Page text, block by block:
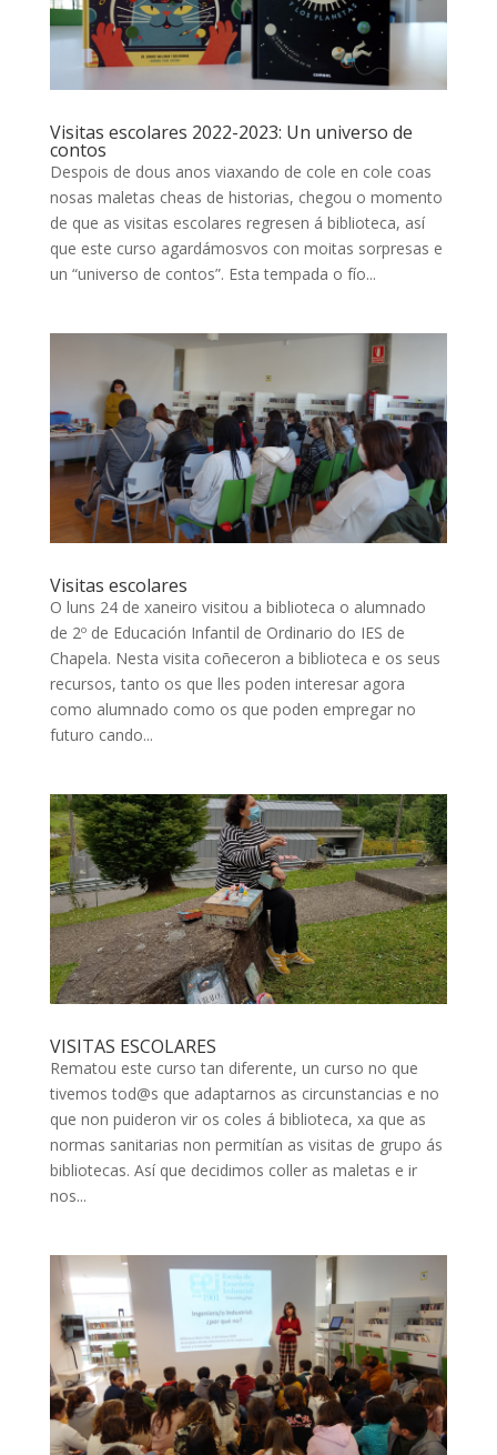
Visitas escolares 2022-2023: Un universo de
contos
Despois de dous anos viaxando de cole en cole coas
nosas maletas cheas de historias, chegou o momento
de que as visitas escolares regresen á biblioteca, así
que este curso agardámosvos con moitas sorpresas e
un “universo de contos”. Esta tempada o fío...
Visitas escolares
O luns 24 de xaneiro visitou a biblioteca o alumnado
de 2º de Educación Infantil de Ordinario do IES de
Chapela. Nesta visita coñeceron a biblioteca e os seus
recursos, tanto os que lles poden interesar agora
como alumnado como os que poden empregar no
futuro cando...
VISITAS ESCOLARES
Rematou este curso tan diferente, un curso no que
tivemos tod@s que adaptarnos as circunstancias e no
que non puideron vir os coles á biblioteca, xa que as
normas sanitarias non permitían as visitas de grupo ás
bibliotecas. Así que decidimos coller as maletas e ir
nos...